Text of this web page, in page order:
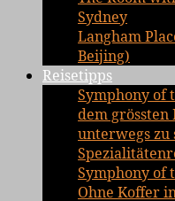
Sydney
Langham
Beijing)
Reisetipps
Symphony of
dem
unterwegs zu
Symphony of
Ohne Koffer